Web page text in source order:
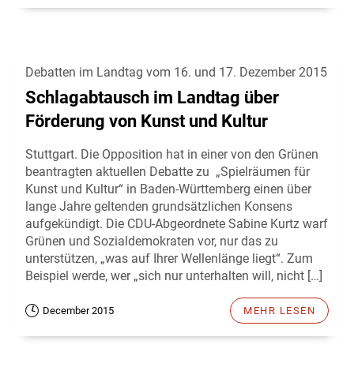
Debatten im Landtag vom 16. und 17. Dezember 2015
Schlagabtausch im Landtag über
Förderung von Kunst und Kultur
Stuttgart. Die Opposition hat in einer von den Grünen
beantragten aktuellen Debatte zu „Spielräumen für
Kunst und Kultur“ in Baden-Württemberg einen über
lange Jahre geltenden grundsätzlichen Konsens
aufgekündigt. Die CDU-Abgeordnete Sabine Kurtz warf
Grünen und Sozialdemokraten vor, nur das zu
unterstützen, „was auf Ihrer Wellenlänge liegt“. Zum
Beispiel werde, wer „sich nur unterhalten will, nicht […]
December 2015 MEHR LESEN